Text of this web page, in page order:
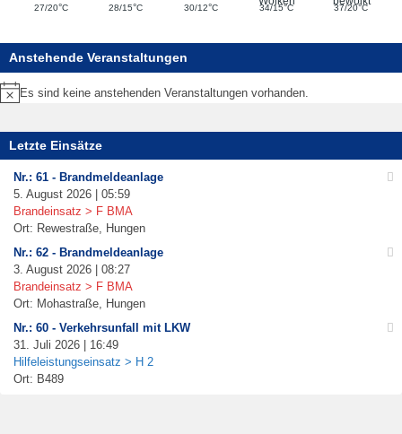
27/20°C 28/15°C 30/12°C 34/15°C 37/20°C
Anstehende Veranstaltungen
Hinweis
Es sind keine anstehenden Veranstaltungen vorhanden.
Letzte Einsätze
Nr.: 61 - Brandmeldeanlage
5. August 2026 | 05:59
Brandeinsatz > F BMA
Ort: Rewestraße, Hungen
Nr.: 62 - Brandmeldeanlage
3. August 2026 | 08:27
Brandeinsatz > F BMA
Ort: Mohastraße, Hungen
Nr.: 60 - Verkehrsunfall mit LKW
31. Juli 2026 | 16:49
Hilfeleistungseinsatz > H 2
Ort: B489